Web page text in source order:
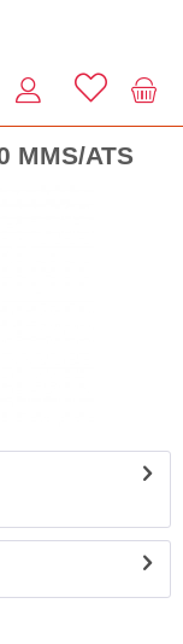
MMS/ATS